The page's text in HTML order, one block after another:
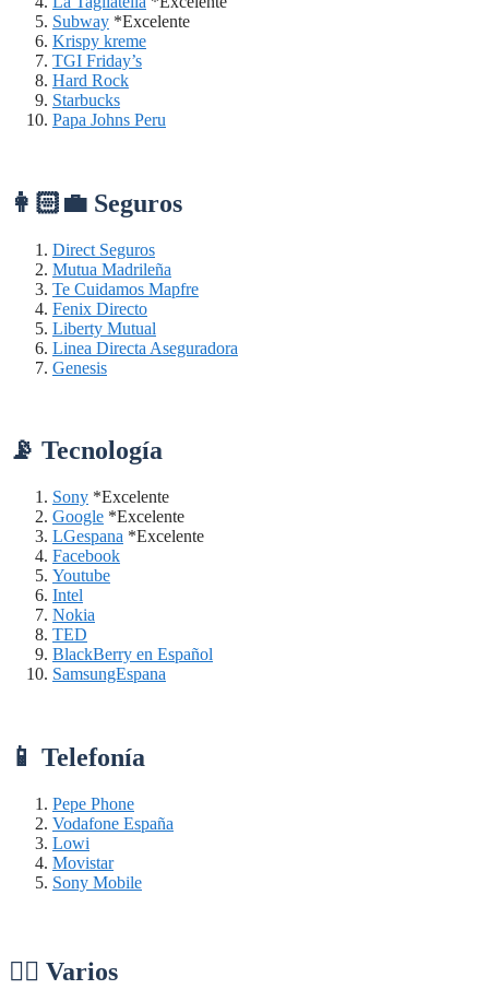
Subway *Excelente
Krispy kreme
TGI Friday’s
Hard Rock
Starbucks
Papa Johns Peru
👩🏻‍💼 Seguros
Direct Seguros
Mutua Madrileña
Te Cuidamos Mapfre
Fenix Directo
Liberty Mutual
Linea Directa Aseguradora
Genesis
📡 Tecnología
Sony *Excelente
Google *Excelente
LGespana *Excelente
Facebook
Youtube
Intel
Nokia
TED
BlackBerry en Español
SamsungEspana
📱 Telefonía
Pepe Phone
Vodafone España
Lowi
Movistar
Sony Mobile
👉🏼 Varios